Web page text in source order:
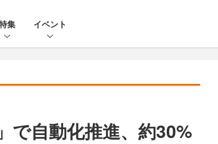
集 イベント
で自動化推進、約30%